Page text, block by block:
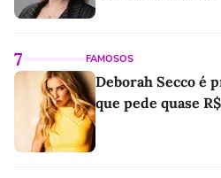
7 FAMOSOS
Deborah Secco é
que pede quase